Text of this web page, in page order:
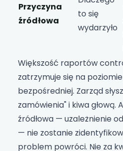
Przyczyna
źródłowa
to się
wydarzyło
Większość raportów
zatrzymuje się na
bezpośredniej. Zarząd
zamówienia" i kiwa głową.
źródłowa — uzależnienie
— nie zostanie
problem powróci. Nie za